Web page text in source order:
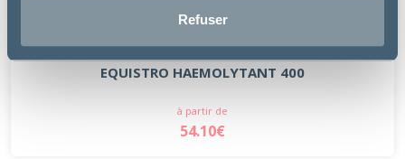
Refuser
EQUISTRO HAEMOLYTANT 400
à partir de
54.10€